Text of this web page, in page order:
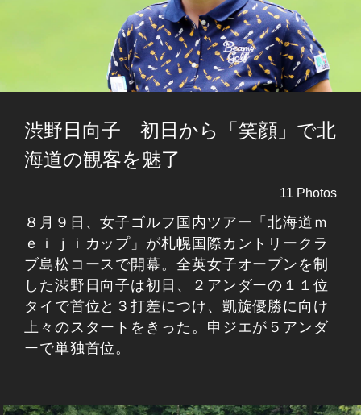
渋野日向子 初日から「笑顔」で北
海道の観客を魅了
11 Photos
８月９日、女子ゴルフ国内ツアー「北海道ｍ
ｅｉｊｉカップ」が札幌国際カントリークラ
ブ島松コースで開幕。全英女子オープンを制
した渋野日向子は初日、２アンダーの１１位
タイで首位と３打差につけ、凱旋優勝に向け
上々のスタートをきった。申ジエが５アンダ
ーで単独首位。